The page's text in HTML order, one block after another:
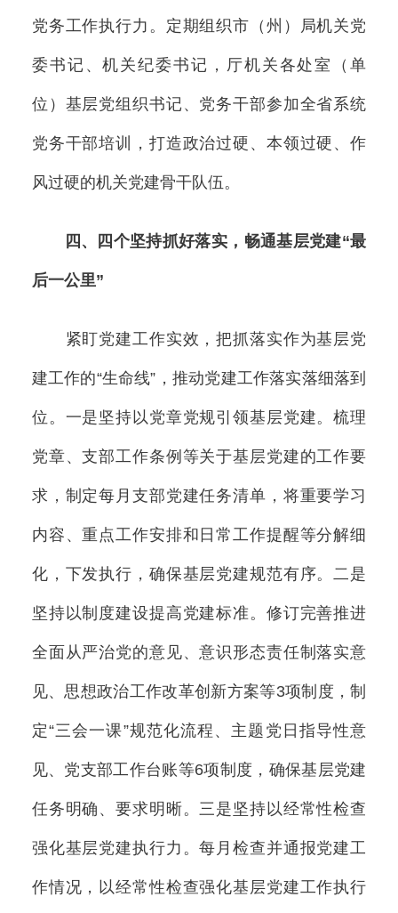
党务工作执行力。定期组织市（州）局机关党
委书记、机关纪委书记，厅机关各处室（单
位）基层党组织书记、党务干部参加全省系统
党务干部培训，打造政治过硬、本领过硬、作
风过硬的机关党建骨干队伍。
四、四个坚持抓好落实，畅通基层党建“最
后一公里”
紧盯党建工作实效，把抓落实作为基层党
建工作的“生命线”，推动党建工作落实落细落到
位。一是坚持以党章党规引领基层党建。梳理
党章、支部工作条例等关于基层党建的工作要
求，制定每月支部党建任务清单，将重要学习
内容、重点工作安排和日常工作提醒等分解细
化，下发执行，确保基层党建规范有序。二是
坚持以制度建设提高党建标准。修订完善推进
全面从严治党的意见、意识形态责任制落实意
见、思想政治工作改革创新方案等3项制度，制
定“三会一课”规范化流程、主题党日指导性意
见、党支部工作台账等6项制度，确保基层党建
任务明确、要求明晰。三是坚持以经常性检查
强化基层党建执行力。每月检查并通报党建工
作情况，以经常性检查强化基层党建工作执行